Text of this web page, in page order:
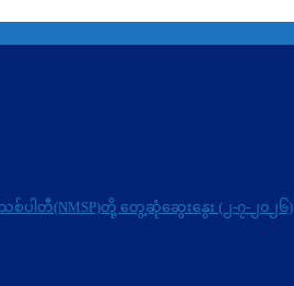
စ်ပါတီ(NMSP)တို့ တွေ့ဆုံဆွေးနွေး (၂-၇-၂၀၂၆)